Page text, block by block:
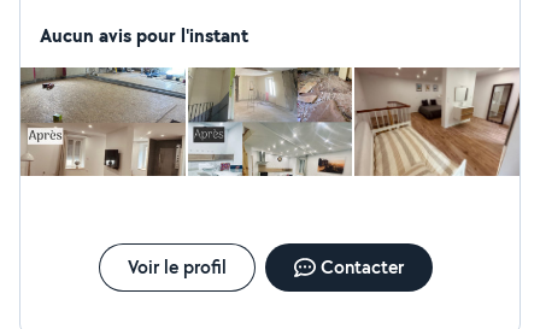
tous les corps d'états et m'adapte à toutes les
Aucun avis pour l'instant
Voir le profil Contacter